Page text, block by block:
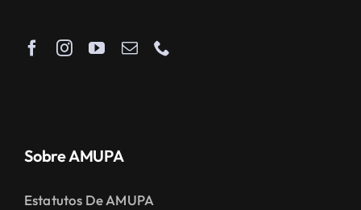
Sobre AMUPA
Estatutos De AMUPA